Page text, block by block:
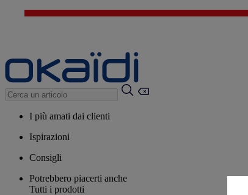
I più amati dai clienti
Ispirazioni
Consigli
Potrebbero piacerti anche
Tutti i prodotti